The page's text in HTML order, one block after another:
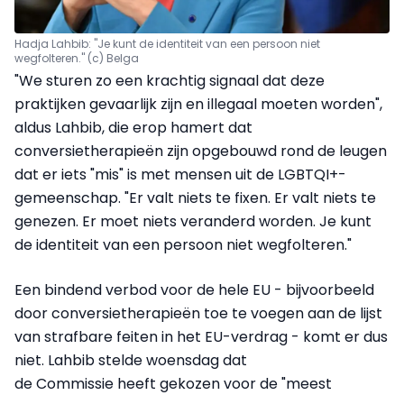
Hadja Lahbib: "Je kunt de identiteit van een persoon niet
wegfolteren." (c) Belga
"We sturen zo een krachtig signaal dat deze
praktijken gevaarlijk zijn en illegaal moeten worden",
aldus Lahbib, die erop hamert dat
conversietherapieën zijn opgebouwd rond de leugen
dat er iets "mis" is met mensen uit de LGBTQI+-
gemeenschap. "Er valt niets te fixen. Er valt niets te
genezen. Er moet niets veranderd worden. Je kunt
de identiteit van een persoon niet wegfolteren."
Een bindend verbod voor de hele EU - bijvoorbeeld
door conversietherapieën toe te voegen aan de lijst
van strafbare feiten in het EU-verdrag - komt er dus
niet. Lahbib stelde woensdag dat
de Commissie heeft gekozen voor de "meest